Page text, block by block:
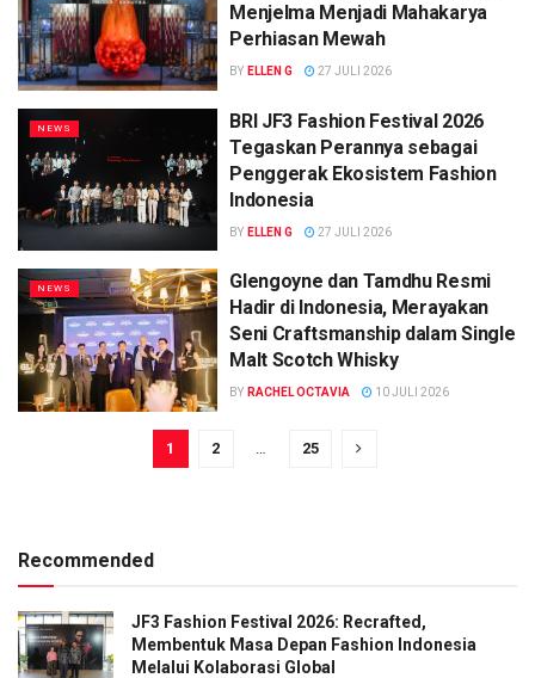
Menjelma Menjadi Mahakarya
Perhiasan Mewah
BY ELLEN G 27 JULI 2026
NEWS
BRI JF3 Fashion Festival 2026
Tegaskan Perannya sebagai
Penggerak Ekosistem Fashion
Indonesia
BY ELLEN G 27 JULI 2026
NEWS
Glengoyne dan Tamdhu Resmi
Hadir di Indonesia, Merayakan
Seni Craftsmanship dalam Single
Malt Scotch Whisky
BY RACHEL OCTAVIA 10 JULI 2026
1 2 25
Recommended
JF3 Fashion Festival 2026: Recrafted,
Membentuk Masa Depan Fashion Indonesia
Melalui Kolaborasi Global